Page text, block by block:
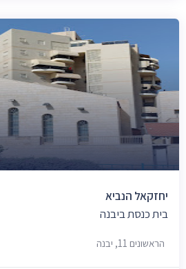
יחזקאל הנביא
בית כנסת ביבנה
הראשונים 11, יבנה